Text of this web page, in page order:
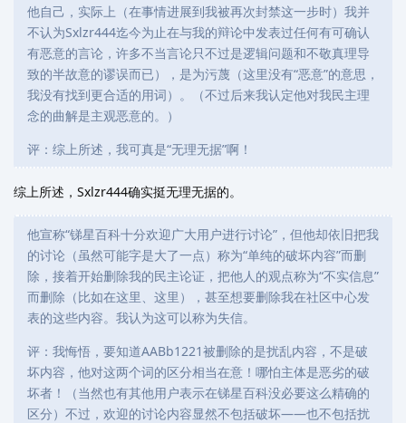
他自己，实际上（在事情进展到我被再次封禁这一步时）我并
不认为Sxlzr444迄今为止在与我的辩论中发表过任何有可确认
有恶意的言论，许多不当言论只不过是逻辑问题和不敬真理导
致的半故意的谬误而已），是为污蔑（这里没有“恶意”的意思，
我没有找到更合适的用词）。（不过后来我认定他对我民主理
念的曲解是主观恶意的。）
评：综上所述，我可真是“无理无据”啊！
综上所述，Sxlzr444确实挺无理无据的。
他宣称“锑星百科十分欢迎广大用户进行讨论”，但他却依旧把我
的讨论（虽然可能字是大了一点）称为“单纯的破坏内容”而删
除，接着开始删除我的民主论证，把他人的观点称为“不实信息”
而删除（比如在这里、这里），甚至想要删除我在社区中心发
表的这些内容。我认为这可以称为失信。
评：我悔悟，要知道AABb1221被删除的是扰乱内容，不是破
坏内容，他对这两个词的区分相当在意！哪怕主体是恶劣的破
坏者！（当然也有其他用户表示在锑星百科没必要这么精确的
区分）不过，欢迎的讨论内容显然不包括破坏——也不包括扰